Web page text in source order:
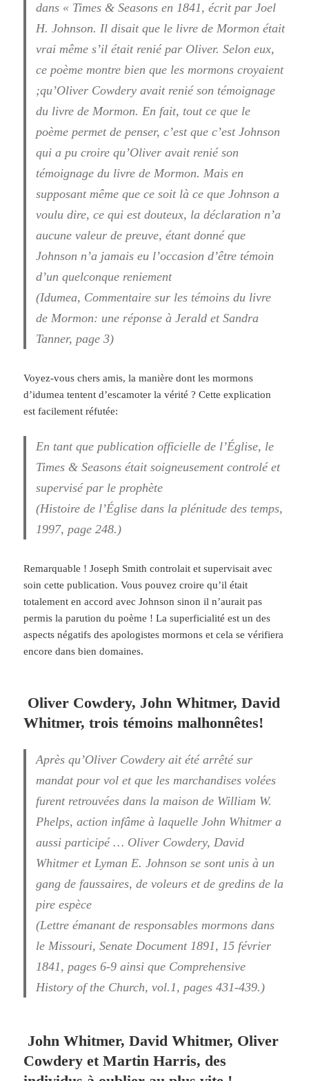
dans « Times & Seasons en 1841, écrit par Joel
H. Johnson. Il disait que le livre de Mormon était
vrai même s’il était renié par Oliver. Selon eux,
ce poème montre bien que les mormons croyaient
;qu’Oliver Cowdery avait renié son témoignage
du livre de Mormon. En fait, tout ce que le
poème permet de penser, c’est que c’est Johnson
qui a pu croire qu’Oliver avait renié son
témoignage du livre de Mormon. Mais en
supposant même que ce soit là ce que Johnson a
voulu dire, ce qui est douteux, la déclaration n’a
aucune valeur de preuve, étant donné que
Johnson n’a jamais eu l’occasion d’être témoin
d’un quelconque reniement
(Idumea, Commentaire sur les témoins du livre
de Mormon: une réponse à Jerald et Sandra
Tanner, page 3)
Voyez-vous chers amis, la manière dont les mormons
d’idumea tentent d’escamoter la vérité ? Cette explication
est facilement réfutée:
En tant que publication officielle de l’Église, le
Times & Seasons était soigneusement controlé et
supervisé par le prophète
(Histoire de l’Église dans la plénitude des temps,
1997, page 248.)
Remarquable ! Joseph Smith controlait et supervisait avec
soin cette publication. Vous pouvez croire qu’il était
totalement en accord avec Johnson sinon il n’aurait pas
permis la parution du poème ! La superficialité est un des
aspects négatifs des apologistes mormons et cela se vérifiera
encore dans bien domaines.
Oliver Cowdery, John Whitmer, David
Whitmer, trois témoinsmalhonnêtes!
Après qu’Oliver Cowdery ait été arrêté sur
mandat pour vol et que les marchandises volées
furent retrouvées dans la maison de William W.
Phelps, action infâme à laquelle John Whitmer a
aussi participé … Oliver Cowdery, David
Whitmer et Lyman E. Johnson se sont unis à un
gang de faussaires, de voleurs et de gredins de la
pire espèce
(Lettre émanant de responsables mormons dans
le Missouri, Senate Document 1891, 15 février
1841, pages 6-9 ainsi que Comprehensive
History of the Church, vol.1, pages 431-439.)
John Whitmer, David Whitmer, Oliver
Cowdery et Martin Harris, des